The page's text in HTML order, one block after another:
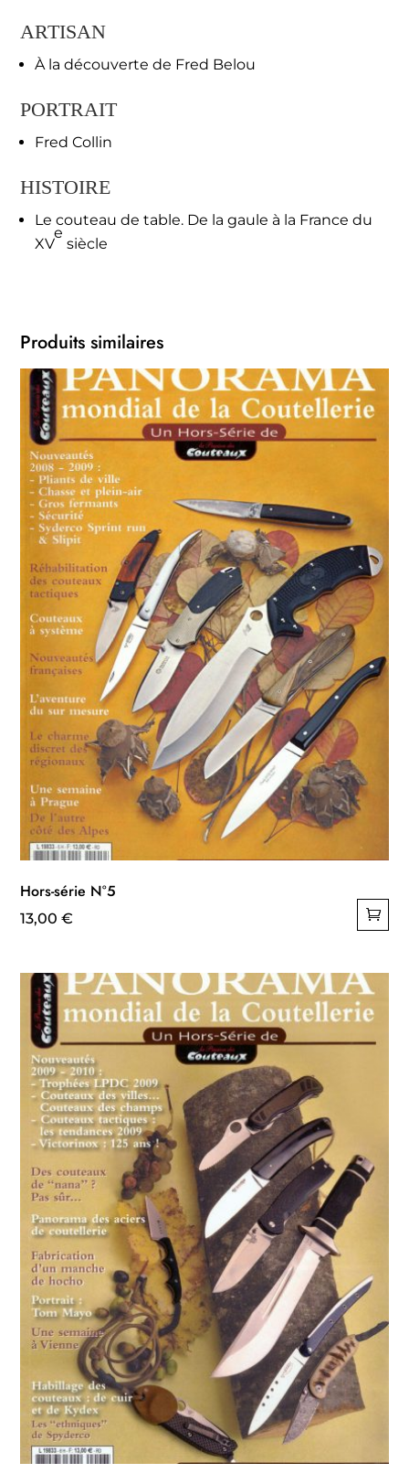
ARTISAN
À la découverte de Fred Belou
PORTRAIT
Fred Collin
HISTOIRE
Le couteau de table. De la gaule à la France du
XV
e
siècle
Produits similaires
Hors-série N°5
13,00€